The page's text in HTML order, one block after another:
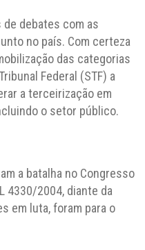
debates com as
no país. Com certeza
das categorias
Federal (STF) a
a terceirização em
o setor público.
a batalha no Congresso
4330/2004, diante da
em luta, foram para o